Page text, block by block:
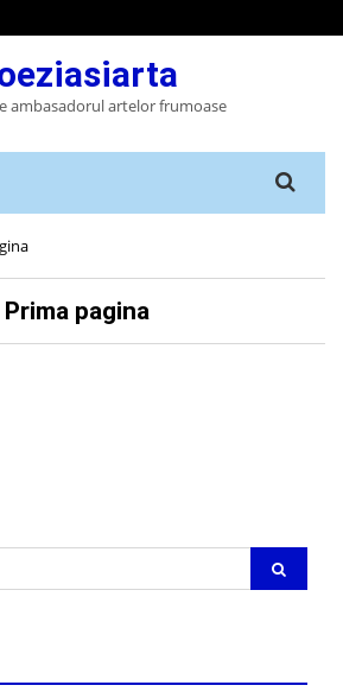
ambasadorul artelor frumoase
for:
Prima pagina